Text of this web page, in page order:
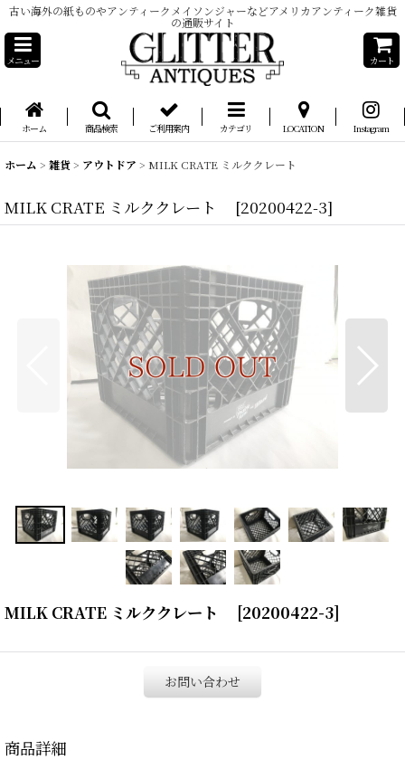
古い海外の紙ものやアンティークメイソンジャーなどアメリカアンティーク雑貨
の通販サイト
メニュー カート
ホーム 商品検索 ご利用案内 カテゴリ LOCATION Instagram
ホーム > 雑貨> アウトドア > MILK CRATE ミルククレート
MILK CRATE ミルククレート [20200422-3]
MILK CRATE ミルククレート [20200422-3]
お問い合わせ
商品詳細